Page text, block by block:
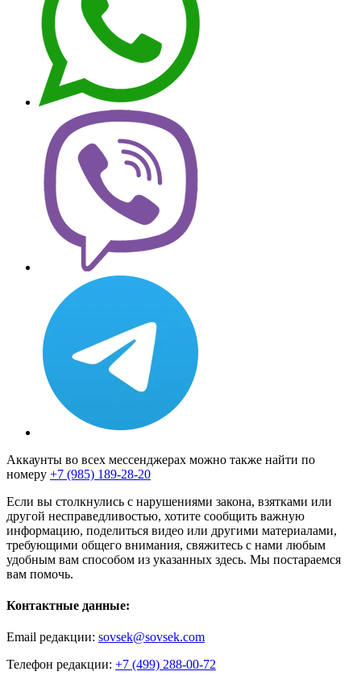
Аккаунты во всех мессенджерах можно также найти по
номеру +7 (985) 189-28-20
Если вы столкнулись с нарушениями закона, взятками или
другой несправедливостью, хотите сообщить важную
информацию, поделиться видео или другими материалами,
требующими общего внимания, свяжитесь с нами любым
удобным вам способом из указанных здесь. Мы постараемся
вам помочь.
Контактные данные:
Email редакции: sovsek@sovsek.com
Телефон редакции: +7 (499) 288-00-72